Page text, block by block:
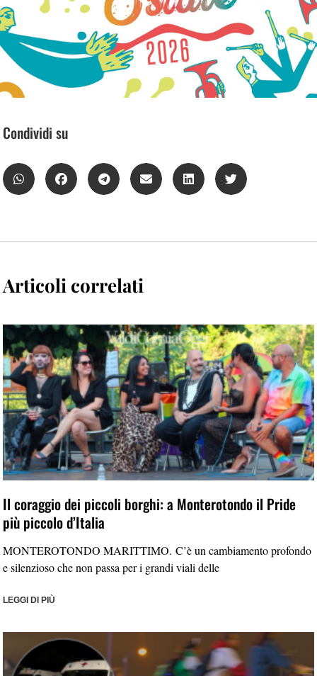
Condividi su
Articoli correlati
Il coraggio dei piccoli borghi: a Monterotondo il Pride
più piccolo d’Italia
MONTEROTONDO MARITTIMO. C’è un cambiamento profondo
e silenzioso che non passa per i grandi viali delle
LEGGI DI PIÙ